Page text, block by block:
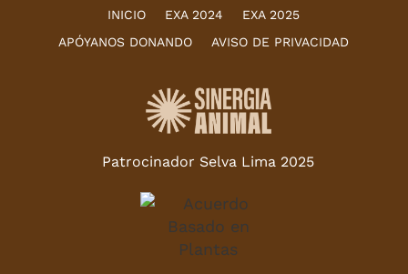
INICIO EXA 2024
EXA 2025
APÓYANOS DONANDO
AVISO DE PRIVACIDAD
Patrocinador Selva Lima 2025